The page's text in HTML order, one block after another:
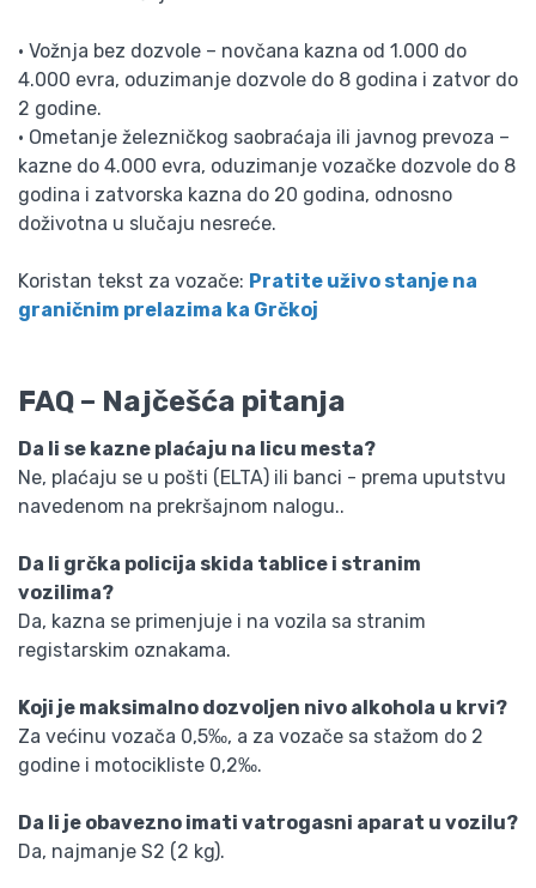
• Vožnja bez dozvole – novčana kazna od 1.000 do
4.000 evra, oduzimanje dozvole do 8 godina i zatvor do
2 godine.
• Ometanje železničkog saobraćaja ili javnog prevoza –
kazne do 4.000 evra, oduzimanje vozačke dozvole do 8
godina i zatvorska kazna do 20 godina, odnosno
doživotna u slučaju nesreće.
Koristan tekst za vozače: Pratite uživo stanje na
graničnim prelazima ka Grčkoj
FAQ – Najčešća pitanja
Da li se kazne plaćaju na licu mesta?
Ne, plaćaju se u pošti (ELTA) ili banci - prema uputstvu
navedenom na prekršajnom nalogu..
Da li grčka policija skida tablice i stranim
vozilima?
Da, kazna se primenjuje i na vozila sa stranim
registarskim oznakama.
Koji je maksimalno dozvoljen nivo alkohola u krvi?
Za većinu vozača 0,5‰, a za vozače sa stažom do 2
godine i motocikliste 0,2‰.
Da li je obavezno imati vatrogasni aparat u vozilu?
Da, najmanje S2 (2 kg).